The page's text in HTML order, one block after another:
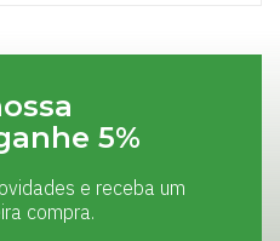
5%
e receba um
compra.